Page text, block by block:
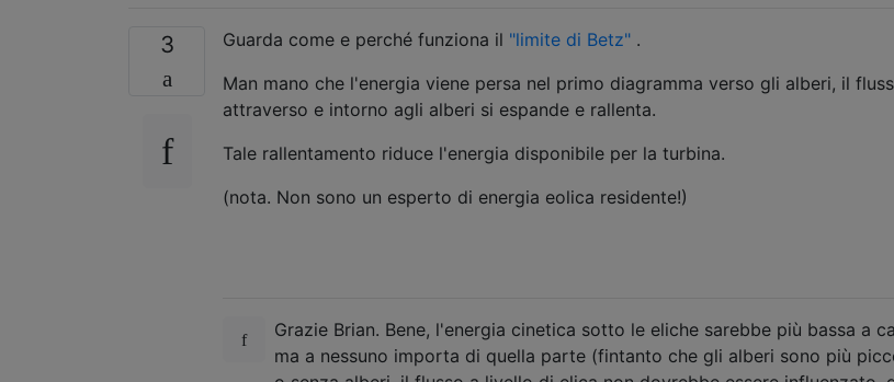
3 Guarda come e perché funziona il "limite di Betz" .
Man mano che l'energia viene persa nel primo diagramma verso gli alberi, il
attraverso e intorno agli alberi si espande e rallenta.
Tale rallentamento riduce l'energia disponibile per la turbina.
(nota. Non sono un esperto di energia eolica residente!)
Grazie Brian. Bene, l'energia cinetica sotto le eliche sarebbe più bassa a
ma a nessuno importa di quella parte (fintanto che gli alberi sono più